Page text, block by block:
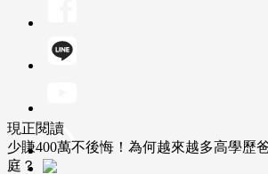
現正閱讀
少賺400萬不後悔！為何越來越多高學歷
庭？